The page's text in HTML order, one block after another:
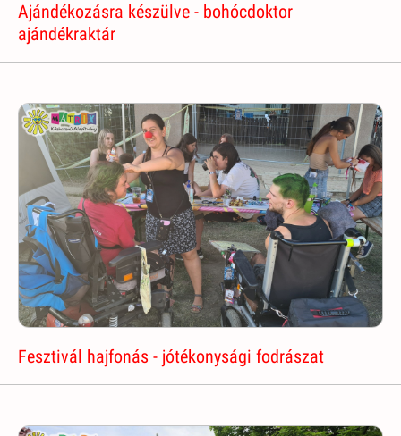
Ajándékozásra készülve - bohócdoktor
ajándékraktár
Fesztivál hajfonás - jótékonysági fodrászat